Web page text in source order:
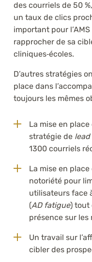
des courriels de 50
un taux de clics
important pour
rapprocher de sa
cliniques‑écoles.
D’autres stratégies
place dans
toujours les mêmes
La mise en
stratégie de
1300 courriels
La mise en
notoriété pour
utilisateurs face
(AD fatigue) tout
présence sur
Un travail sur
cibler des